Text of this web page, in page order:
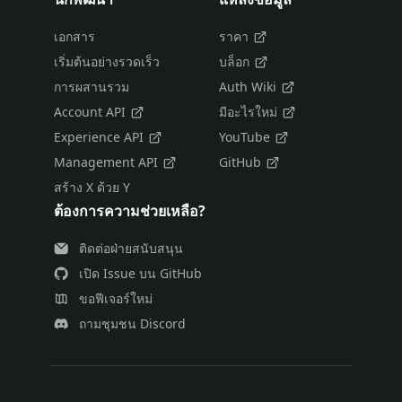
เอกสาร
เริ่มต้นอย่างรวดเร็ว
การผสานรวม
Account API
Experience API
Management API
สร้าง X ด้วย Y
ราคา
บล็อก
Auth Wiki
มีอะไรใหม่
YouTube
GitHub
ต้องการความช่วยเหลือ?
ติดต่อฝ่ายสนับสนุน
เปิด Issue บน GitHub
ขอฟีเจอร์ใหม่
ถามชุมชน Discord